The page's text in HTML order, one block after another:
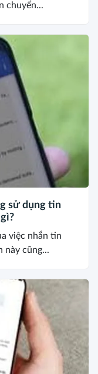
chuyển...
sử dụng tin
việc nhắn tin
này cũng...